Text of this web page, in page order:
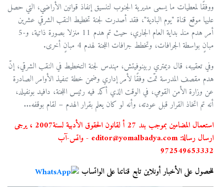
ووفقًا لمعطيات ما يسمى مديرية الجنوب لتنسيق إنفاذ قوانين الأراضي، التي حصل
عليها موقع قناة "يوم البادية"، فقد أصدرت لجنة تخطيط النقب الشرقي عشرين
أمر هدم منذ بداية العام الجاري، حيث تم هدم 11 منزلا بصورة ذاتية، و-5
مبانٍ بواسطة الجرافات، وتخطط جرافات اللجنة لهدم 4 مبانٍ أخرى.
وفي تعقيبه، قال ديمتري ربينوفيتش، مهندس لجنة التخطيط في النقب الشرقي، إنّ
هدم مقصف المدرسة تمّت وفقًا لأمر إداري وضمن خطة تنفيذ الأوامر الصادرة
عن وزارة الأمن القومي، في الوقت الذي أكد فيه رئيس اللجنة، دافيد بونفيلد،
أنه تم اتخاذ القرار قبل عودته، وأنه لو كان يعلم بقرار الهدم – لقام بوقفه...
استعمال المضامين بموجب بند 27 أ لقانون الحقوق الأدبية لسنة2007 ، يرجى
ارسال رسالة: editor@yomalbadya.com - واتس-آب
972549653332
للحصول على الأخبار أونلاين تابع قناتنا على الواتساب